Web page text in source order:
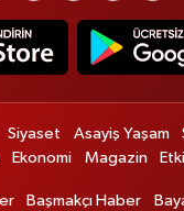
Siyaset Asayiş Yaşam
Ekonomi Magazin
Başmakçı Haber